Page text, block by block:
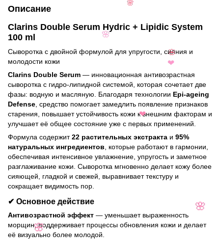
Описание
Clarins Double Serum Hydric + Lipidic System
100 ml
Сыворотка с двойной формулой для упругости, сияния и
молодости кожи
Clarins Double Serum — инновационная антивозрастная
сыворотка с гидро-липидной системой, которая сочетает две
фазы: водную и масляную. Благодаря технологии Epi-ageing
Defense , средство помогает замедлить появление признаков
старения, повышает устойчивость кожи к внешним факторам и
улучшает её общее состояние уже с первых применений.
Формула содержит22 растительных экстракта и 95%
натуральных ингредиентов , которые работают в гармонии,
обеспечивая интенсивное увлажнение, упругость и заметное
разглаживание кожи. Сыворотка мгновенно делает кожу более
сияющей, гладкой и свежей, выравнивает текстуру и
сокращает видимость пор.
✔ Основное действие
Антивозрастной эффект — уменьшает выраженность
морщин, поддерживает процессы обновления кожи и делает
её визуально более молодой.
🌸
❤
🌸
🌸
🌸
🌸